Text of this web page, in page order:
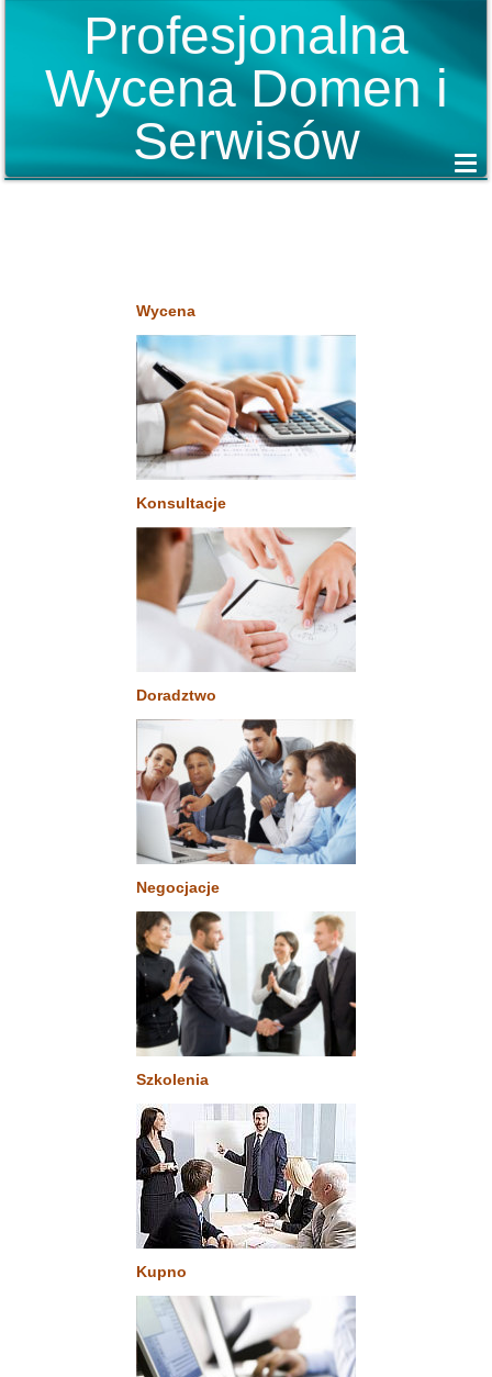
Profesjonalna
Wycena Domen i
Serwisów
Wycena
Konsultacje
Doradztwo
Negocjacje
Szkolenia
Kupno